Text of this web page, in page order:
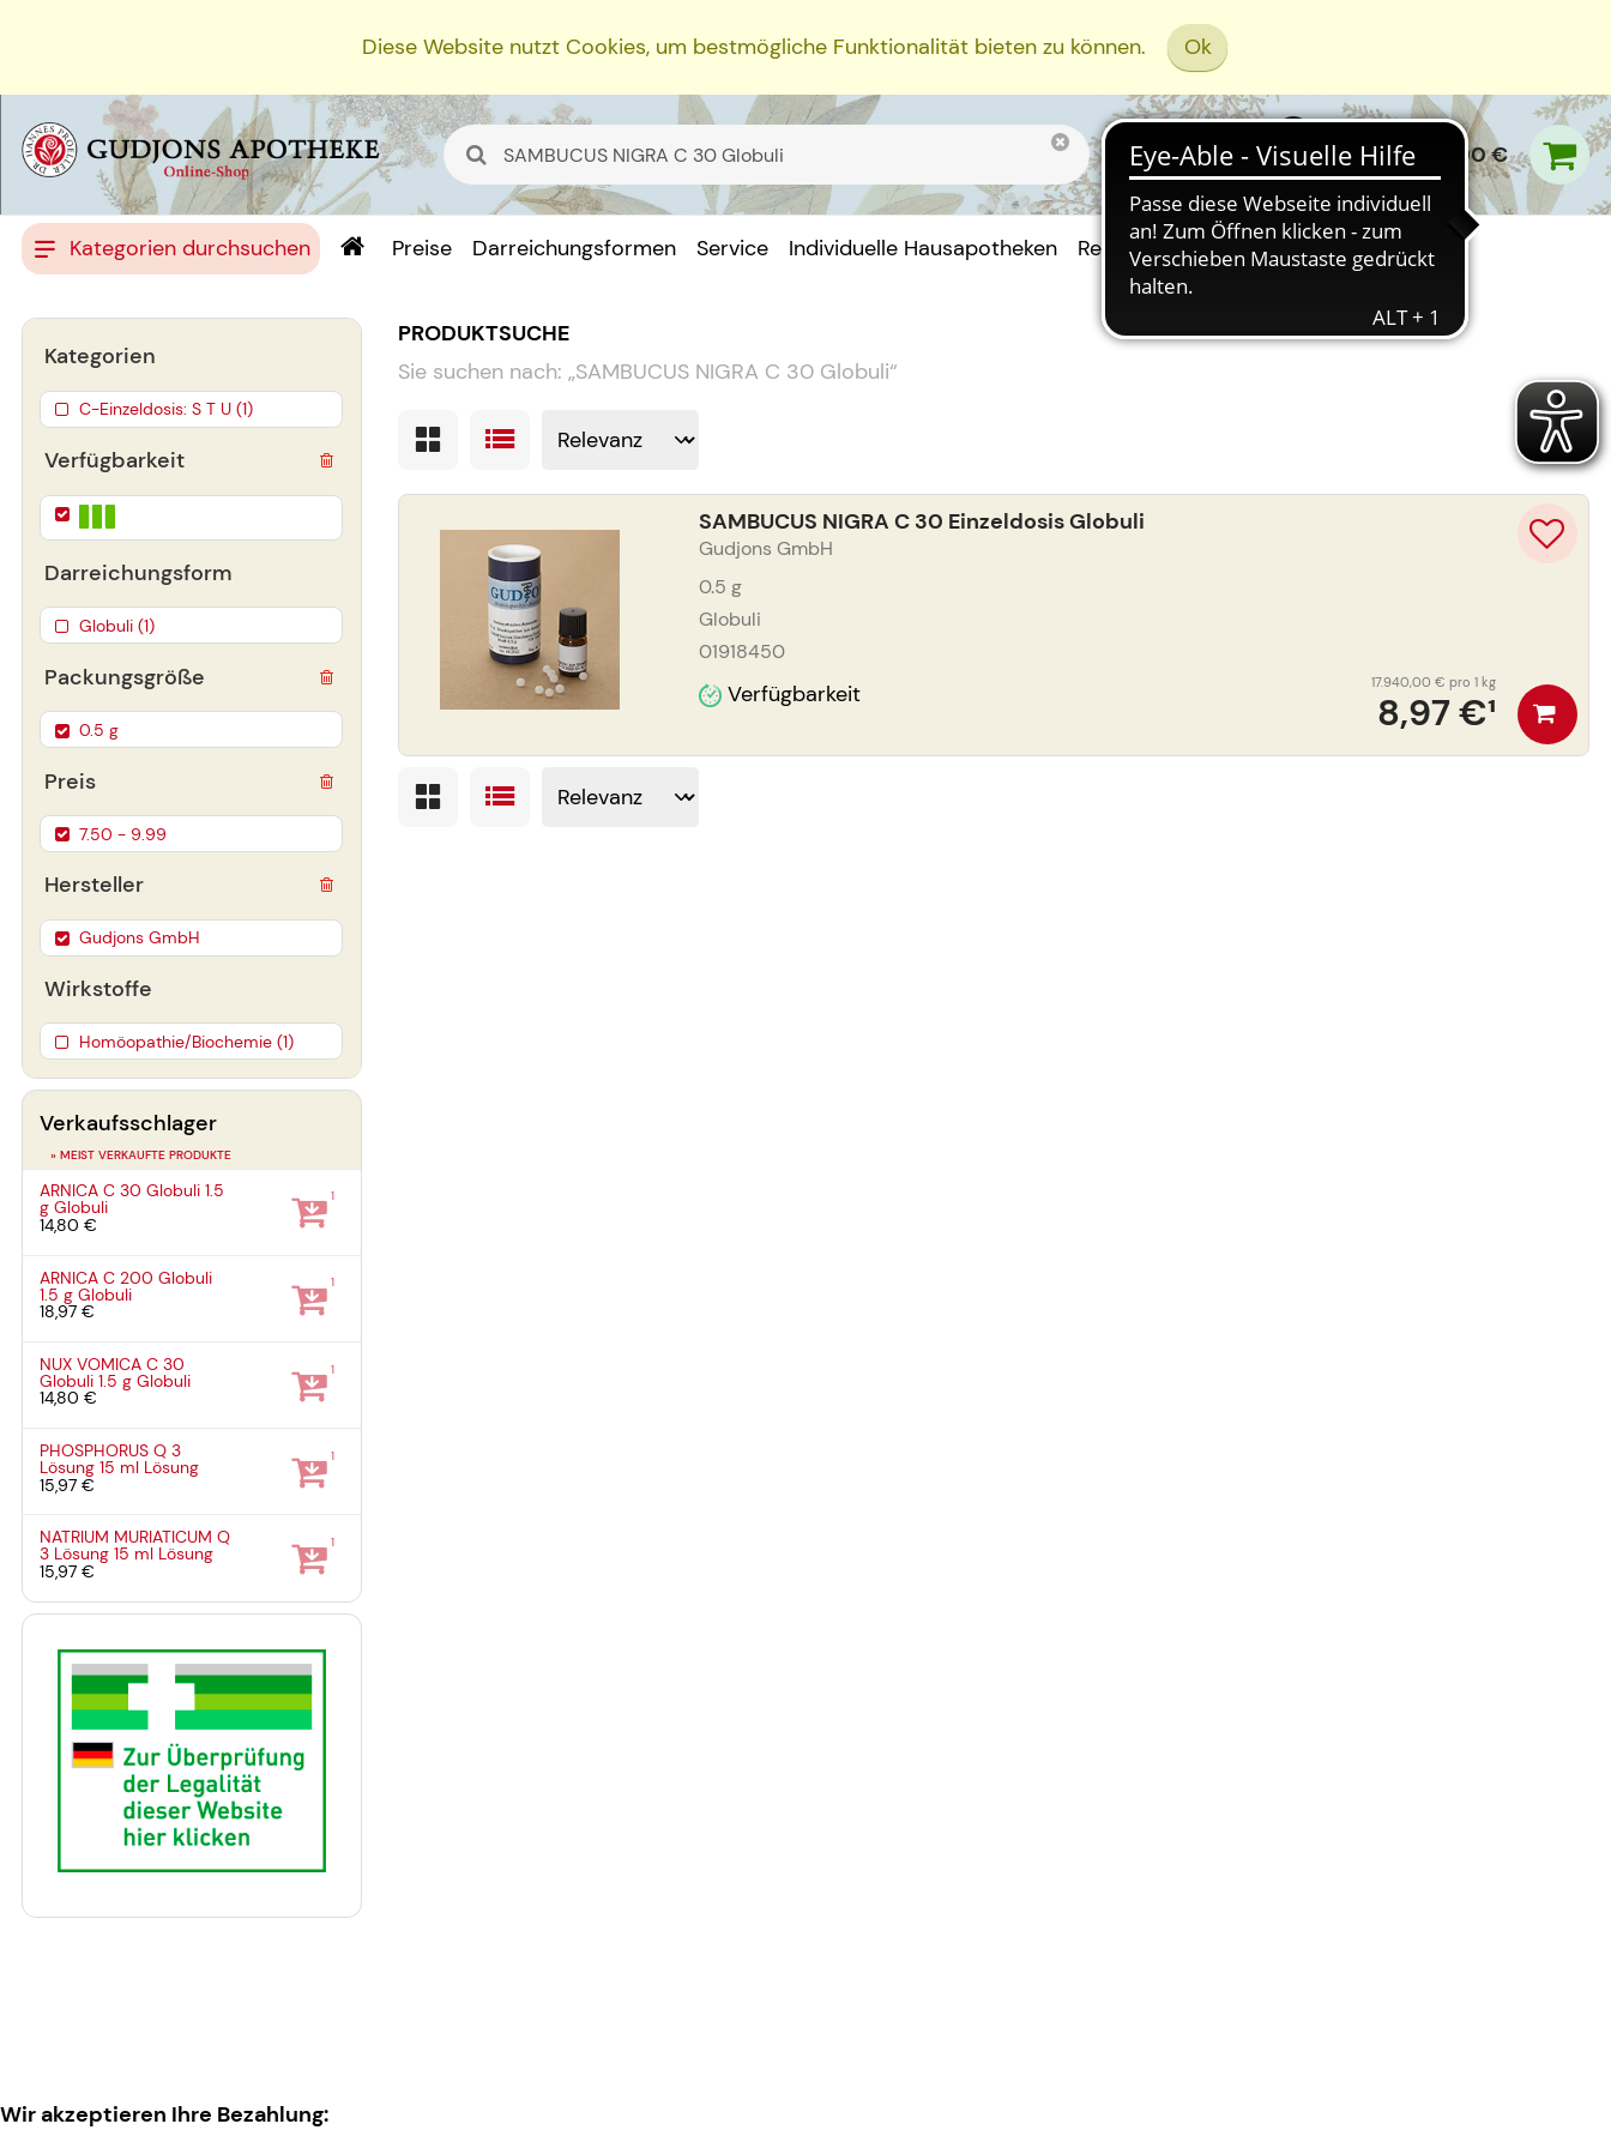
Diese Website nutzt Cookies, um bestmögliche Funktionalität bieten zu können. Ok
0,00 €
Kategorien durchsuchen Preise Darreichungsformen Service Individuelle Hausapotheken Rezept Einreichen
PRODUKTSUCHE
Sie suchen nach: „SAMBUCUS NIGRA C 30 Globuli“
SAMBUCUS NIGRA C 30 Einzeldosis Globuli
Gudjons GmbH
0.5 g
Globuli
01918450
Verfügbarkeit 8,97 €¹
17.940,00 € pro 1 kg
Verfügbarkeit
Darreichungsform
Globuli (1)
Packungsgröße
0.5 g
Preis
7.50 - 9.99
Hersteller
Gudjons GmbH
Wirkstoffe
Homöopathie/Biochemie (1)
Kategorien
C-Einzeldosis: S T U (1)
Verkaufsschlager
» MEIST VERKAUFTE PRODUKTE
ARNICA C 30 Globuli1.5
gGlobuli
14,80 €
1
ARNICA C 200 Globuli
1.5 gGlobuli
18,97 €
1
NUX VOMICA C 30
Globuli1.5 gGlobuli
14,80 €
1
PHOSPHORUS Q 3
Lösung15 ml Lösung
15,97 €
1
NATRIUM MURIATICUM Q
3 Lösung15 ml Lösung
15,97 €
1
Wir akzeptieren Ihre Bezahlung: